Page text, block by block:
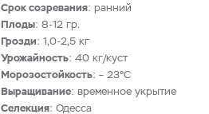
Срок созревания: ранний
Плоды: 8-12 гр.
Грозди: 1,0-2,5 кг
Урожайность: 40 кг/куст
Морозостойкость: – 23°С
Выращивание: временное укрытие
Селекция: Одесса